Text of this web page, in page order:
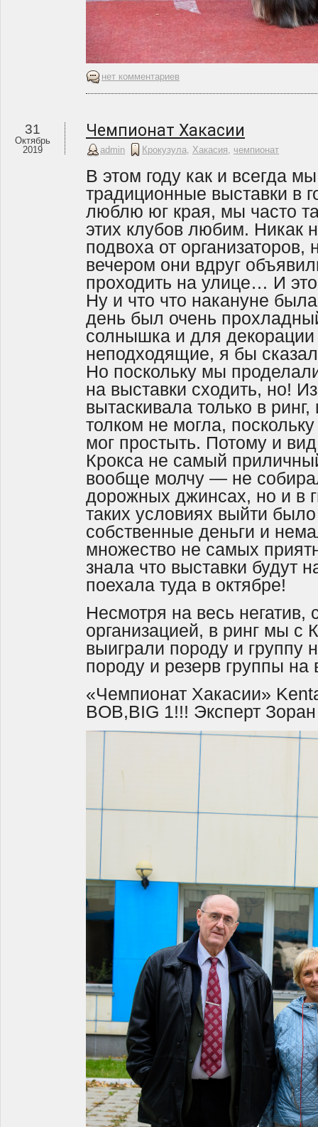
нет комментариев
31
Октябрь
2019
Чемпионат Хакасии
admin Крокузула Хакасия чемпионат
В этом году как и всегда
традиционные выставки в
люблю юг края, мы часто
этих клубов любим. Никак
подвоха от организаторов,
вечером они вдруг
проходить на улице… И
Ну и что что накануне
день был очень
солнышка и для
неподходящие, я бы
Но поскольку мы
на выставки сходить, но!
вытаскивала только в
толком не могла,
мог простыть. Потому и
Крокса не самый
вообще молчу — не
дорожных джинсах, но и в
таких условиях выйти
собственные деньги и
множество не самых
знала что выставки будут
поехала туда в октябре!
Несмотря на весь негатив,
организацией, в ринг мы с
выиграли породу и группу
породу и резерв группы на
«Чемпионат Хакасии»
BOB,BIG 1!!! Эксперт